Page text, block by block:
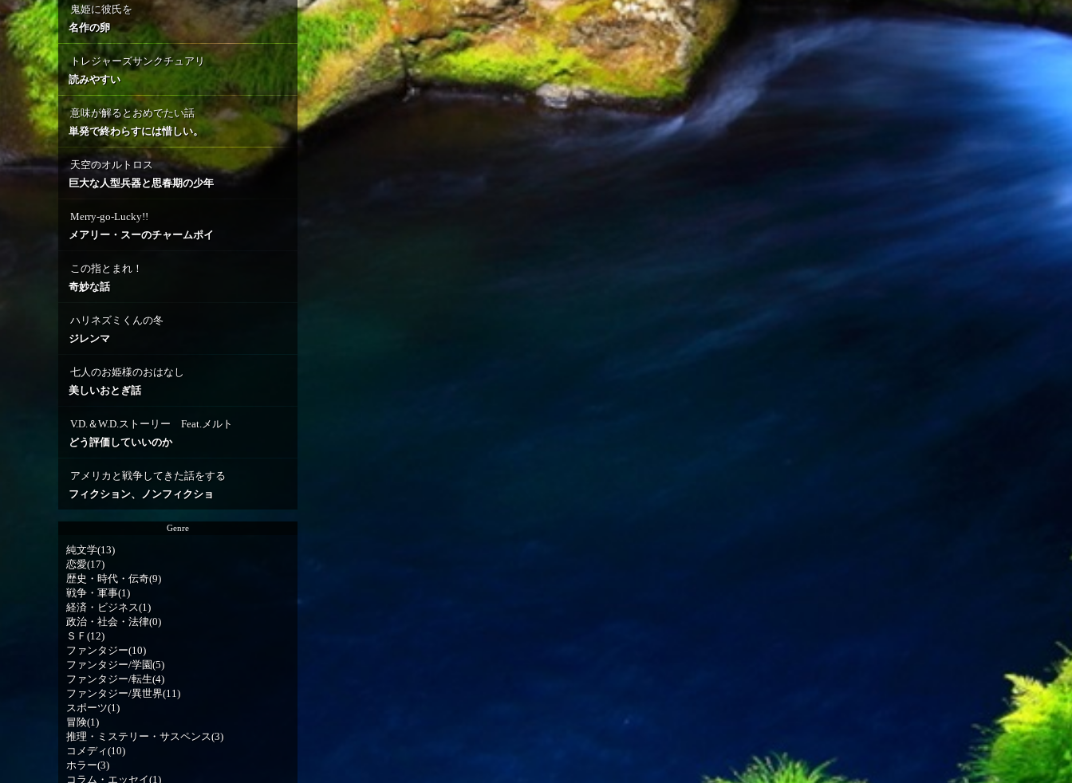
鬼姫に彼氏を
名作の卵
トレジャーズサンクチュアリ
読みやすい
意味が解るとおめでたい話
単発で終わらすには惜しい。
天空のオルトロス
巨大な人型兵器と思春期の少年
Merry-go-Lucky!!
メアリー・スーのチャームポイ
この指とまれ！
奇妙な話
ハリネズミくんの冬
ジレンマ
七人のお姫様のおはなし
美しいおとぎ話
V.D.＆W.D.ストーリー Feat.メルト
どう評価していいのか
アメリカと戦争してきた話をする
フィクション、ノンフィクショ
Genre
純文学(13)
恋愛(17)
歴史・時代・伝奇(9)
戦争・軍事(1)
経済・ビジネス(1)
政治・社会・法律(0)
ＳＦ(12)
ファンタジー(10)
ファンタジー/学園(5)
ファンタジー/転生(4)
ファンタジー/異世界(11)
スポーツ(1)
冒険(1)
推理・ミステリー・サスペンス(3)
コメディ(10)
ホラー(3)
コラム・エッセイ(1)